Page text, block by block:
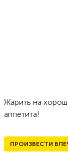
Жарить на
аппетита!
ПРОИЗВЕСТИ